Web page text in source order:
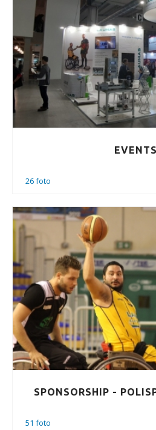
EVENTS
26 foto
SPONSORSHIP -
51 foto